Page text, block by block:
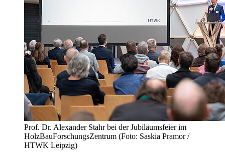
Prof. Dr. Alexander Stahr bei der Jubiläumsfeier im
HolzBauForschungsZentrum (Foto: Saskia Pramor /
HTWK Leipzig)